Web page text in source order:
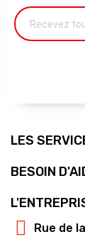
LES
BESOIN
Rue de